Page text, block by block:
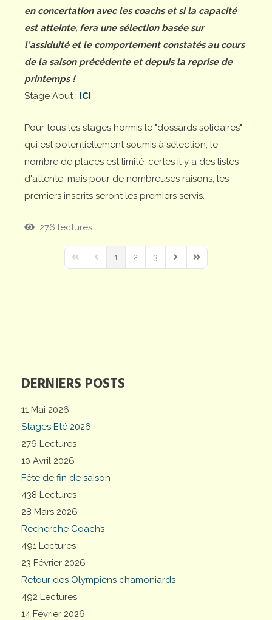
DERNIERS POSTS
11 Mai 2026
Stages Eté 2026
276 Lectures
10 Avril 2026
Fête de fin de saison
438 Lectures
28 Mars 2026
Recherche Coachs
491 Lectures
23 Février 2026
Retour des Olympiens chamoniards
492 Lectures
14 Février 2026
en concertation avec les coachs et si la capacité
est atteinte, fera une sélection basée sur
l'assiduité et le comportement constatés au cours
de la saison précédente et depuis la reprise de
printemps !
Stage Aout : ICI
Pour tous les stages hormis le "dossards solidaires"
qui est potentiellement soumis à sélection, le
nombre de places est limité; certes il y a des listes
d'attente, mais pour de nombreuses raisons, les
premiers inscrits seront les premiers servis.
276 lectures
First PagePrevious Page
1 2 3
Next PageLast Page